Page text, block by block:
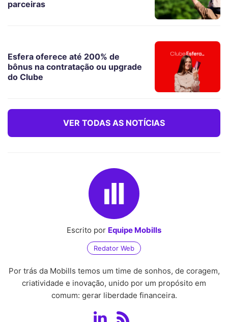
parceiras
Esfera oferece até 200% de
bônus na contratação ou upgrade
do Clube
VER TODAS AS NOTÍCIAS
Escrito por Equipe Mobills
Redator Web
Por trás da Mobills temos um time de sonhos, de coragem,
criatividade e inovação, unido por um propósito em
comum: gerar liberdade financeira.